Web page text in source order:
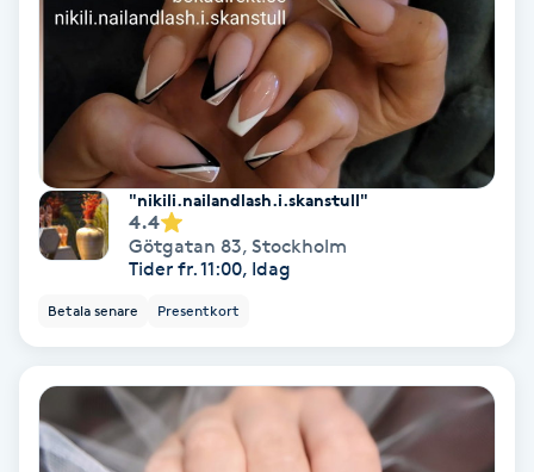
Funktionsanalys
Föning
Gel naglar
Gelenaglar
Gellack
Gellack med förstärkning
"nikili.nailandlash.i.skanstull"
4.4
Götgatan 83, Stockholm
Tider fr. 11:00, Idag
Betala senare Presentkort